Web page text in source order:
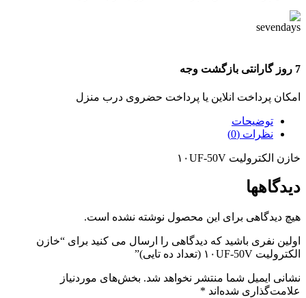
7 روز گارانتی بازگشت وجه
امکان پرداخت انلاین یا پرداخت حضروی درب منزل
توضیحات
نظرات (0)
خازن الکترولیت ۱۰UF-50V
دیدگاهها
هیچ دیدگاهی برای این محصول نوشته نشده است.
اولین نفری باشید که دیدگاهی را ارسال می کنید برای “خازن
الکترولیت ۱۰UF-50V (تعداد ده تایی)”
نشانی ایمیل شما منتشر نخواهد شد. بخش‌های موردنیاز
علامت‌گذاری شده‌اند *